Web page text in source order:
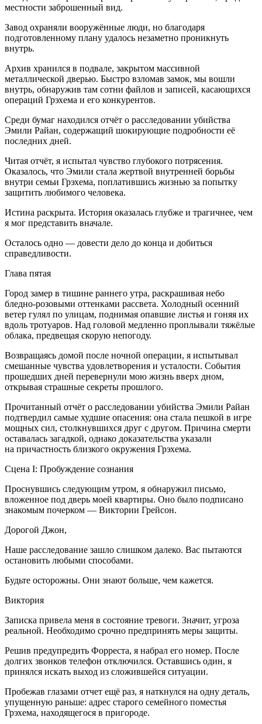
местности заброшенный вид.
Завод охраняли вооружённые люди, но благодаря
подготовленному плану удалось незаметно проникнуть
внутрь.
Архив хранился в подвале, закрытом массивной
металлической дверью. Быстро взломав замок, мы вошли
внутрь, обнаружив там сотни файлов и записей, касающихся
операций Грэхема и его конкурентов.
Среди бумаг находился отчёт о расследовании убийства
Эмили Райан, содержащий шокирующие подробности её
последних дней.
Читая отчёт, я испытал чувство глубокого потрясения.
Оказалось, что Эмили стала жертвой внутренней борьбы
внутри семьи Грэхема, поплатившись жизнью за попытку
защитить любимого человека.
Истина раскрыта. История оказалась глубже и трагичнее, чем
я мог представить вначале.
Осталось одно — довести дело до конца и добиться
справедливости.
Глава пятая
Город замер в тишине раннего утра, раскрашивая небо
бледно-розовыми оттенками рассвета. Холодный осенний
ветер гулял по улицам, поднимая опавшие листья и гоняя их
вдоль тротуаров. Над головой медленно проплывали тяжёлые
облака, предвещая скорую непогоду.
Возвращаясь домой после ночной операции, я испытывал
смешанные чувства удовлетворения и усталости. События
прошедших дней перевернули мою жизнь вверх дном,
открывая страшные секреты прошлого.
Прочитанный отчёт о расследовании убийства Эмили Райан
подтвердил самые худшие опасения: она стала пешкой в игре
мощных сил, столкнувшихся друг с другом. Причина смерти
оставалась загадкой, однако доказательства указали
на причастность близкого окружения Грэхема.
Сцена I: Пробуждение сознания
Проснувшись следующим утром, я обнаружил письмо,
вложенное под дверь моей квартиры. Оно было подписано
знакомым почерком — Виктории Грейсон.
Дорогой Джон,
Наше расследование зашло слишком далеко. Вас пытаются
остановить любыми способами.
Будьте осторожны. Они знают больше, чем кажется.
Виктория
Записка привела меня в состояние тревоги. Значит, угроза
реальной. Необходимо срочно предпринять меры защиты.
Решив предупредить Форреста, я набрал его номер. После
долгих звонков телефон отключился. Оставшись один, я
принялся искать выход из сложившейся ситуации.
Пробежав глазами отчет ещё раз, я наткнулся на одну деталь,
упущенную раньше: адрес старого семейного поместья
Грэхема, находящегося в пригороде.